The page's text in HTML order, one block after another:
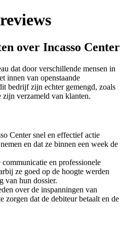
over Incasso Center
dat door verschillende mensen in
innen van openstaande
bedrijf zijn echter gemengd, zoals
verzameld van klanten.
Center snel en effectief actie
en dat ze binnen een week de
en professionele
ze goed op de hoogte werden
van hun dossier.
over de inspanningen van
zorgen dat de debiteur betaalt en de